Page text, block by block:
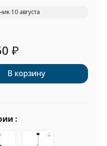
10 августа
₽
В корзину
: